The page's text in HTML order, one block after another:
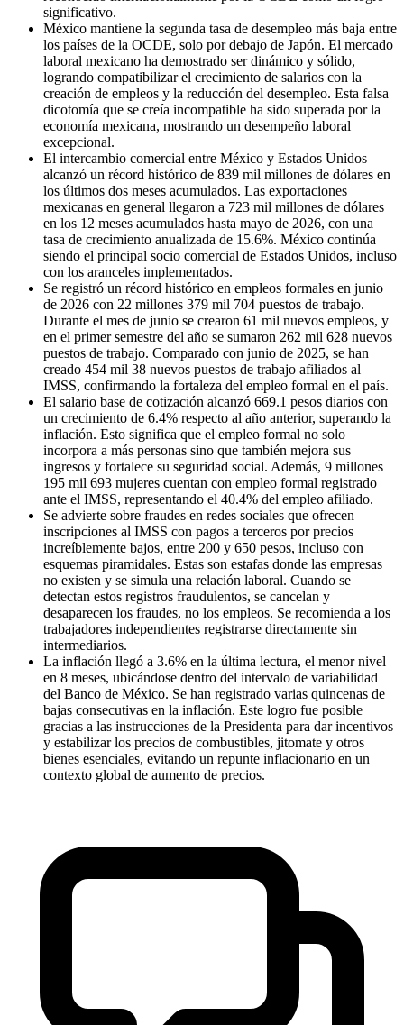
significativo.
México mantiene la segunda tasa de desempleo más baja entre
los países de la OCDE, solo por debajo de Japón. El mercado
laboral mexicano ha demostrado ser dinámico y sólido,
logrando compatibilizar el crecimiento de salarios con la
creación de empleos y la reducción del desempleo. Esta falsa
dicotomía que se creía incompatible ha sido superada por la
economía mexicana, mostrando un desempeño laboral
excepcional.
El intercambio comercial entre México y Estados Unidos
alcanzó un récord histórico de 839 mil millones de dólares en
los últimos dos meses acumulados. Las exportaciones
mexicanas en general llegaron a 723 mil millones de dólares
en los 12 meses acumulados hasta mayo de 2026, con una
tasa de crecimiento anualizada de 15.6%. México continúa
siendo el principal socio comercial de Estados Unidos, incluso
con los aranceles implementados.
Se registró un récord histórico en empleos formales en junio
de 2026 con 22 millones 379 mil 704 puestos de trabajo.
Durante el mes de junio se crearon 61 mil nuevos empleos, y
en el primer semestre del año se sumaron 262 mil 628 nuevos
puestos de trabajo. Comparado con junio de 2025, se han
creado 454 mil 38 nuevos puestos de trabajo afiliados al
IMSS, confirmando la fortaleza del empleo formal en el país.
El salario base de cotización alcanzó 669.1 pesos diarios con
un crecimiento de 6.4% respecto al año anterior, superando la
inflación. Esto significa que el empleo formal no solo
incorpora a más personas sino que también mejora sus
ingresos y fortalece su seguridad social. Además, 9 millones
195 mil 693 mujeres cuentan con empleo formal registrado
ante el IMSS, representando el 40.4% del empleo afiliado.
Se advierte sobre fraudes en redes sociales que ofrecen
inscripciones al IMSS con pagos a terceros por precios
increíblemente bajos, entre 200 y 650 pesos, incluso con
esquemas piramidales. Estas son estafas donde las empresas
no existen y se simula una relación laboral. Cuando se
detectan estos registros fraudulentos, se cancelan y
desaparecen los fraudes, no los empleos. Se recomienda a los
trabajadores independientes registrarse directamente sin
intermediarios.
La inflación llegó a 3.6% en la última lectura, el menor nivel
en 8 meses, ubicándose dentro del intervalo de variabilidad
del Banco de México. Se han registrado varias quincenas de
bajas consecutivas en la inflación. Este logro fue posible
gracias a las instrucciones de la Presidenta para dar incentivos
y estabilizar los precios de combustibles, jitomate y otros
bienes esenciales, evitando un repunte inflacionario en un
contexto global de aumento de precios.